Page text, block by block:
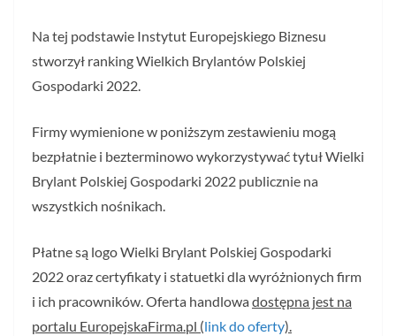
Na tej podstawie Instytut Europejskiego Biznesu
stworzył ranking Wielkich Brylantów Polskiej
Gospodarki 2022.
Firmy wymienione w poniższym zestawieniu mogą
bezpłatnie i bezterminowo wykorzystywać tytuł Wielki
Brylant Polskiej Gospodarki 2022 publicznie na
wszystkich nośnikach.
Płatne są logo Wielki Brylant Polskiej Gospodarki
2022 oraz certyfikaty i statuetki dla wyróżnionych firm
i ich pracowników. Oferta handlowadostępna jest na
portalu EuropejskaFirma.pl (link do oferty).